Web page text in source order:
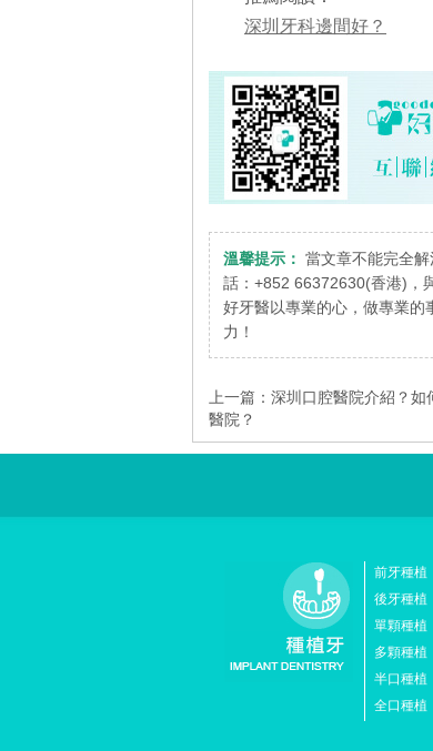
深圳牙科邊間好？
溫馨提示： 當文章不能完全
話：+852 66372630(香港)，
好牙醫以專業的心，做專業的
力！
上一篇： 深圳口腔醫院介紹？如
醫院？
前牙種植
後牙種植
單顆種植
多顆種植
半口種植
全口種植